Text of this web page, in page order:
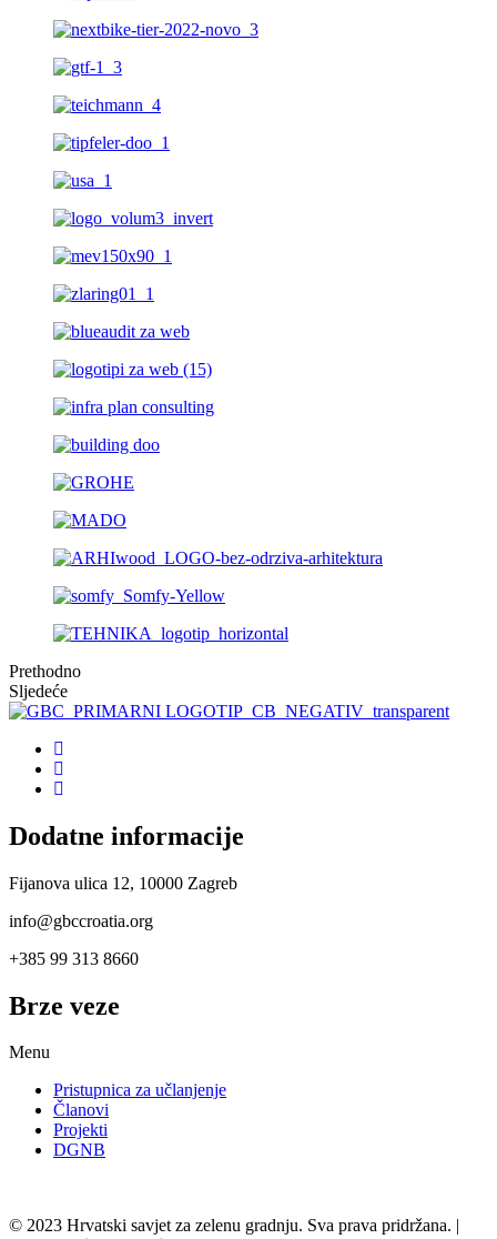
Prethodno
Sljedeće
Dodatne informacije
Fijanova ulica 12, 10000 Zagreb
info@gbccroatia.org
+385 99 313 8660
Brze veze
Menu
Pristupnica za učlanjenje
Članovi
Projekti
DGNB
© 2023 Hrvatski savjet za zelenu gradnju. Sva prava pridržana. |